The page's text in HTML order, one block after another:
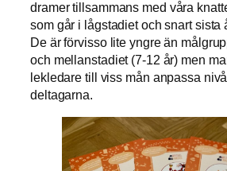
dramer tillsammans med våra
som går i lågstadiet och snart sista
De är förvisso lite yngre än
och mellanstadiet (7-12 år) men
lekledare till viss mån anpassa
deltagarna.